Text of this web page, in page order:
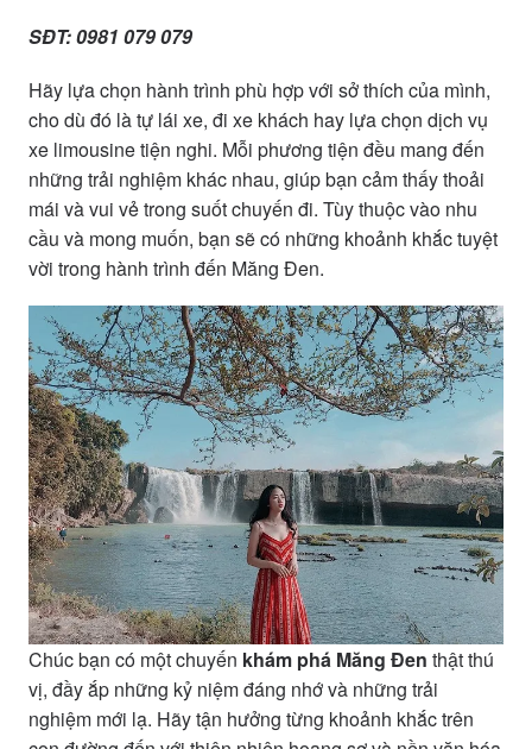
SĐT: 0981 079 079
Hãy lựa chọn hành trình phù hợp với sở thích của mình,
cho dù đó là tự lái xe, đi xe khách hay lựa chọn dịch vụ
xe limousine tiện nghi. Mỗi phương tiện đều mang đến
những trải nghiệm khác nhau, giúp bạn cảm thấy thoải
mái và vui vẻ trong suốt chuyến đi. Tùy thuộc vào nhu
cầu và mong muốn, bạn sẽ có những khoảnh khắc tuyệt
vời trong hành trình đến Măng Đen.
Chúc bạn có một chuyến khám phá Măng Đen thật thú
vị, đầy ắp những kỷ niệm đáng nhớ và những trải
nghiệm mới lạ. Hãy tận hưởng từng khoảnh khắc trên